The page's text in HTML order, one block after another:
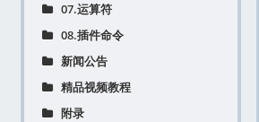
07.运算符
08.插件命令
新闻公告
精品视频教程
附录